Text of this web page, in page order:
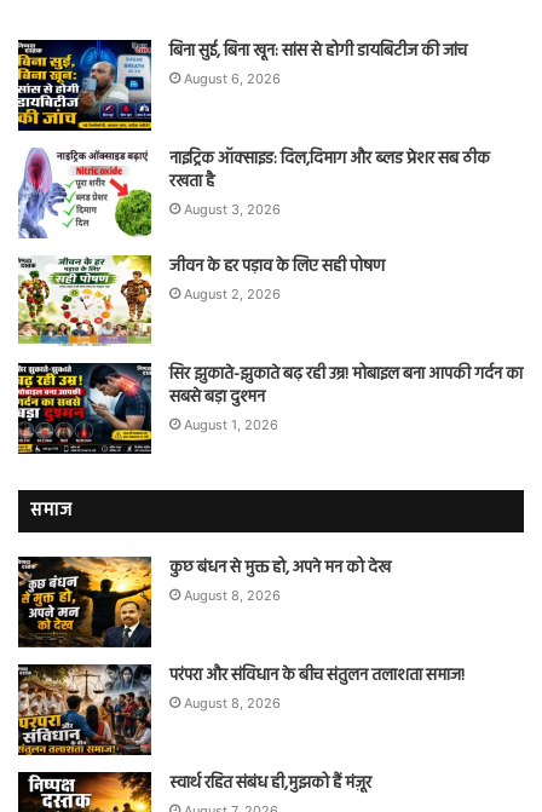
बिना सुई, बिना खून: सांस से होगी डायबिटीज की जांच
August 6, 2026
नाइट्रिक ऑक्साइड: दिल,दिमाग और ब्लड प्रेशर सब ठीक
रखता है
August 3, 2026
जीवन के हर पड़ाव के लिए सही पोषण
August 2, 2026
सिर झुकाते-झुकाते बढ़ रही उम्र! मोबाइल बना आपकी गर्दन का
सबसे बड़ा दुश्मन
August 1, 2026
समाज
कुछ बंधन से मुक्त हो, अपने मन को देख
August 8, 2026
परंपरा और संविधान के बीच संतुलन तलाशता समाज!
August 8, 2026
स्वार्थ रहित संबंध ही,मुझको हैं मंज़ूर